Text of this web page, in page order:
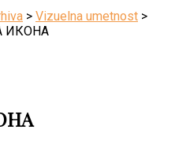
> Vizuelna umetnost >
ИКОНА